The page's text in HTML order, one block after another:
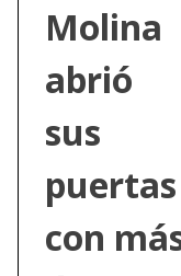
Molina
abrió
sus
puertas
con